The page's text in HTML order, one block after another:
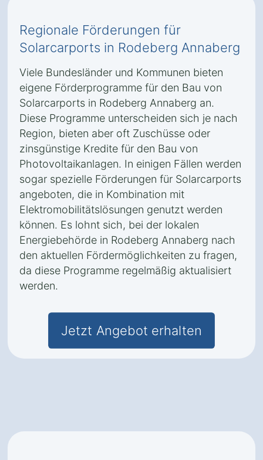
Regionale Förderungen für
Solarcarports in Rodeberg Annaberg
Viele Bundesländer und Kommunen bieten
eigene Förderprogramme für den Bau von
Solarcarports in Rodeberg Annaberg an.
Diese Programme unterscheiden sich je nach
Region, bieten aber oft Zuschüsse oder
zinsgünstige Kredite für den Bau von
Photovoltaikanlagen. In einigen Fällen werden
sogar spezielle Förderungen für Solarcarports
angeboten, die in Kombination mit
Elektromobilitätslösungen genutzt werden
können. Es lohnt sich, bei der lokalen
Energiebehörde in Rodeberg Annaberg nach
den aktuellen Fördermöglichkeiten zu fragen,
da diese Programme regelmäßig aktualisiert
werden.
Jetzt Angebot erhalten